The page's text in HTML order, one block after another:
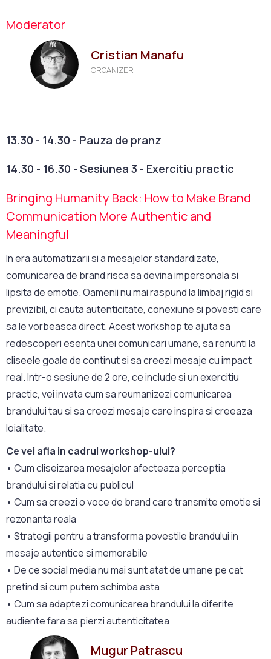
Moderator
Cristian Manafu
ORGANIZER
13.30 - 14.30 - Pauza de pranz
14.30 - 16.30 - Sesiunea 3 - Exercitiu practic
Bringing Humanity Back: How to Make Brand
Communication More Authentic and
Meaningful
In era automatizarii si a mesajelor standardizate,
comunicarea de brand risca sa devina impersonala si
lipsita de emotie. Oamenii nu mai raspund la limbaj rigid si
previzibil, ci cauta autenticitate, conexiune si povesti care
sa le vorbeasca direct. Acest workshop te ajuta sa
redescoperi esenta unei comunicari umane, sa renunti la
cliseele goale de continut si sa creezi mesaje cu impact
real. Intr-o sesiune de 2 ore, ce include si un exercitiu
practic, vei invata cum sa reumanizezi comunicarea
brandului tau si sa creezi mesaje care inspira si creeaza
loialitate.
Ce vei afla in cadrul workshop-ului?
• Cum cliseizarea mesajelor afecteaza perceptia
brandului si relatia cu publicul
• Cum sa creezi o voce de brand care transmite emotie si
rezonanta reala
• Strategii pentru a transforma povestile brandului in
mesaje autentice si memorabile
• De ce social media nu mai sunt atat de umane pe cat
pretind si cum putem schimba asta
• Cum sa adaptezi comunicarea brandului la diferite
audiente fara sa pierzi autenticitatea
Mugur Patrascu